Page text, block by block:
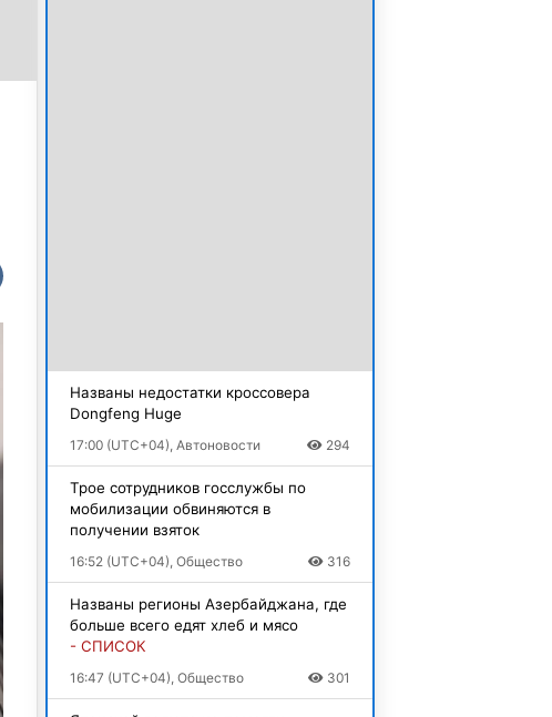
Названы недостатки кроссовера
Dongfeng Huge
17:00 (UTC+04), Автоновости 294
Трое сотрудников госслужбы по
мобилизации обвиняются в
получении взяток
16:52 (UTC+04), Общество 316
Названы регионы Азербайджана, где
больше всего едят хлеб и мясо
- СПИСОК
16:47 (UTC+04), Общество 301